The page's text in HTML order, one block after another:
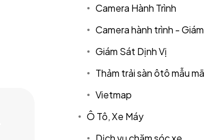
Camera Hành Trình
Camera hành trình -
Giám Sát Dịnh Vị
Thảm trải sàn ôtô mẫu
Vietmap
Ô Tô, Xe Máy